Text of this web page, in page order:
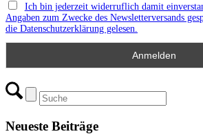
Ich bin jederzeit widerruflich damit
Angaben zum Zwecke des Newsletterversands
die Datenschutzerklärung gelesen.
Neueste Beiträge